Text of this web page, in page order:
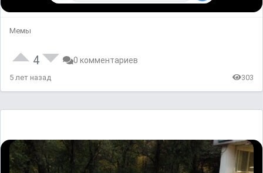
Мемы
4 0 комментариев
5 лет назад 303